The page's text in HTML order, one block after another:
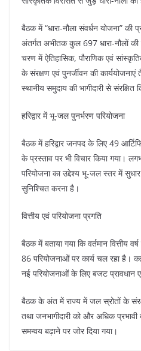
बैठक में “धारा-नौला संवर्धन योजना” की
अंतर्गत अभीतक कुल 697 धारा-नौलों
चरण में ऐतिहासिक, पौराणिक एवं
के संरक्षण एवं पुनर्जीवन की
स्थानीय समुदाय की भागीदारी से संरक्षित
हरिद्वार में भू-जल पुनर्भरण परियोजना
बैठक में हरिद्वार जनपद के लिए 49
के प्रस्ताव पर भी विचार किया गया।
परियोजना का उद्देश्य भू-जल स्तर में
सुनिश्चित करना है।
वित्तीय एवं परियोजना प्रगति
बैठक में बताया गया कि वर्तमान वित्तीय
86 परियोजनाओं पर कार्य चल रहा है।
नई परियोजनाओं के लिए बजट प्रावधान
बैठक के अंत में राज्य में जल स्रोतों के
तथा जनभागीदारी को और अधिक प्रभावी
समन्वय बढ़ाने पर जोर दिया गया।